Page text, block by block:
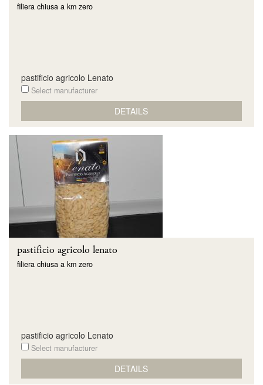
filiera chiusa a km zero
pastificio agricolo Lenato
Select manufacturer
DETAILS
pastificio agricolo lenato
filiera chiusa a km zero
pastificio agricolo Lenato
Select manufacturer
DETAILS